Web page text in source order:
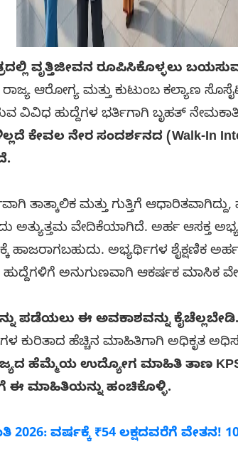
ವೃತ್ತಿಜೀವನ ರೂಪಿಸಿಕೊಳ್ಳಲು
ರಾಜ್ಯ ಆರೋಗ್ಯ ಮತ್ತು ಕುಟುಂಬ ಕಲ್ಯಾಣ
ವಿವಿಧ ಹುದ್ದೆಗಳ ಭರ್ತಿಗಾಗಿ ಬೃಹತ್
ಕೇವಲ ನೇರ ಸಂದರ್ಶನದ (Walk-In
ಮತ್ತು ಗುತ್ತಿಗೆ ಆಧಾರಿತವಾಗಿದ್ದು,
ಅತ್ಯುತ್ತಮ ವೇದಿಕೆಯಾಗಿದೆ. ಅರ್ಹ ಆಸಕ್ತ
ಹಾಜರಾಗಬಹುದು. ಅಭ್ಯರ್ಥಿಗಳ ಶೈಕ್ಷಣಿಕ
ಅನುಗುಣವಾಗಿ ಆಕರ್ಷಕ ಮಾಸಿಕ
ಪಡೆಯಲು ಈ ಅವಕಾಶವನ್ನು ಕೈಚೆಲ್ಲಬೇಡಿ.
ಕುರಿತಾದ ಹೆಚ್ಚಿನ ಮಾಹಿತಿಗಾಗಿ ಅಧಿಕೃತ
ಹೆಮ್ಮೆಯ ಉದ್ಯೋಗ ಮಾಹಿತಿ ತಾಣ
ಈ ಮಾಹಿತಿಯನ್ನು ಹಂಚಿಕೊಳ್ಳಿ.
2026: ವರ್ಷಕ್ಕೆ ₹54 ಲಕ್ಷದವರೆಗೆ ವೇತನ!